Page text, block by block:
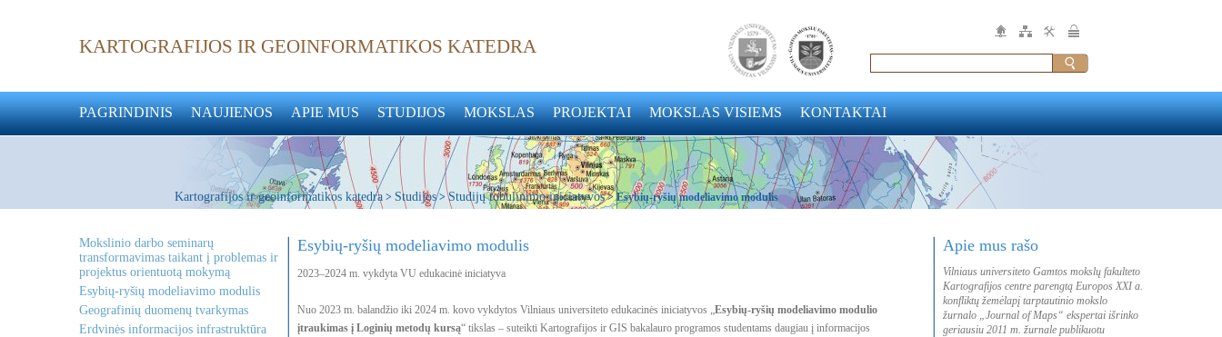
KARTOGRAFIJOS IR GEOINFORMATIKOS KATEDRA
PAGRINDINIS NAUJIENOS APIE MUS STUDIJOS MOKSLAS PROJEKTAI MOKSLAS VISIEMS KONTAKTAI
Kartografijos ir geoinformatikos katedra > Studijos>Studijų tobulinimo iniciatyvos> Esybių-ryšių modeliavimo modulis
Mokslinio darbo seminarų
transformavimas taikant į problemas ir
projektus orientuotą mokymą
Esybių-ryšių modeliavimo modulis
Geografinių duomenų tvarkymas
Erdvinės informacijos infrastruktūra
Esybių-ryšių modeliavimo modulis
2023–2024 m. vykdyta VU edukacinė iniciatyva
Nuo 2023 m. balandžio iki 2024 m. kovo vykdytos Vilniaus universiteto edukacinės iniciatyvos „Esybių-ryšių modeliavimo modulio
įtraukimas į Loginių metodų kursą“ tikslas – suteikti Kartografijos ir GIS bakalauro programos studentams daugiau į informacijos
Apie mus rašo
Vilniaus universiteto Gamtos mokslų fakulteto
Kartografijos centre parengtą Europos XXI a.
konfliktų žemėlapį tarptautinio mokslo
žurnalo „Journal of Maps“ ekspertai išrinko
geriausiu 2011 m. žurnale publikuotu